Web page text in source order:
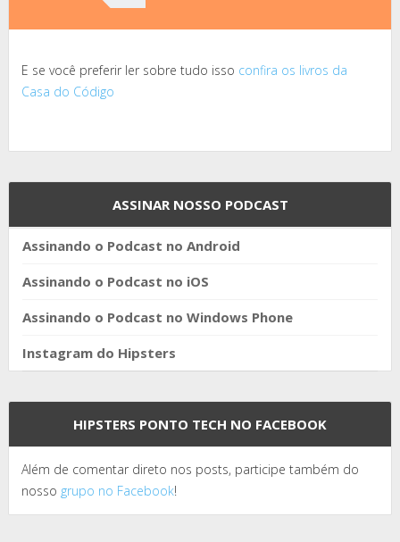
E se você preferir ler sobre tudo isso confira os livros da
Casa do Código
ASSINAR NOSSO PODCAST
Assinando o Podcast no Android
Assinando o Podcast no iOS
Assinando o Podcast no Windows Phone
Instagram do Hipsters
HIPSTERS PONTO TECH NO FACEBOOK
Além de comentar direto nos posts, participe também do
nosso grupo no Facebook!